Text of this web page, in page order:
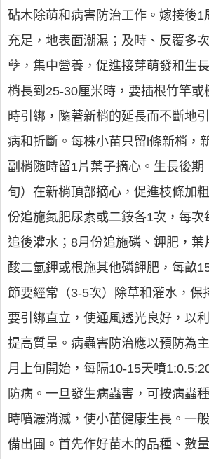
砧木除萌和病害防治工作。嫁接後1
充足，地表面潮濕；及時、反覆多
孽，集中營養，促進接芽萌發和生
梢長到25-30厘米時，要插根竹竿或
時引綁，隨著新梢的延長而不斷地
病和折斷。每株小苗只留l條新梢，
副梢隨時留1片葉子摘心。生長後期
旬）在新梢頂部摘心，促進枝條加
份追施氮肥尿素或二銨各1次，每次
追後灌水；8月份追施磷、鉀肥，葉
酸二氫鉀或根施其他磷鉀肥，每畝
節要經常（3-5次）除草和灌水，保
要引綁直立，使通風透光良好，以
提高質量。病蟲害防治應以預防為
月上旬開始，每隔10-15天噴
防病。一旦發生病蟲害，可按病蟲
時噴灑消滅，使小苗健康生長。一
備出圃。首先作好苗木的品種、數